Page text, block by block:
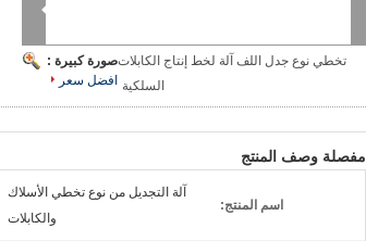
صورة كبيرة :تخطي نوع جدل اللف آلة لخط إنتاج الكابلات
السلكية
افضل سعر
مفصلة وصف المنتج
اسم المنتج:
آلة التجديل من نوع تخطي الأسلاك
والكابلات